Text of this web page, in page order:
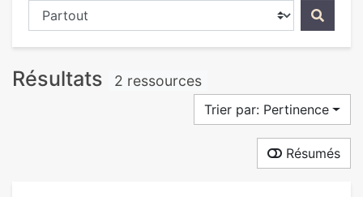
Chercher dans...
Résultats 2 ressources
Trier par: Pertinence
Résumés